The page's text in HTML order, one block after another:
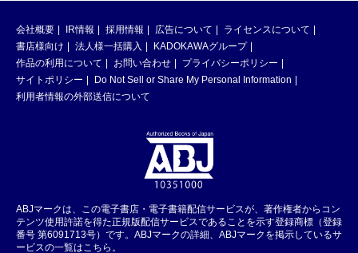
会社概要 IR情報 採用情報 広告について
ライセンスについて
書店様向け
法人様一括購入
KADOKAWAグループ
作品の利用について
お問い合わせ
プライバシーポリシー
サイトポリシー
Do Not Sell or Share My Personal Information
利用者情報の外部送信について
ABJマークは、この電子書店・電子書籍配信サービスが、著作権者からコン
テンツ使用許諾を得た正規版配信サービスであることを示す登録商標（登録
番号 第6091713号）です。ABJマークの詳細、ABJマークを掲示しているサ
ービスの一覧はこちら。